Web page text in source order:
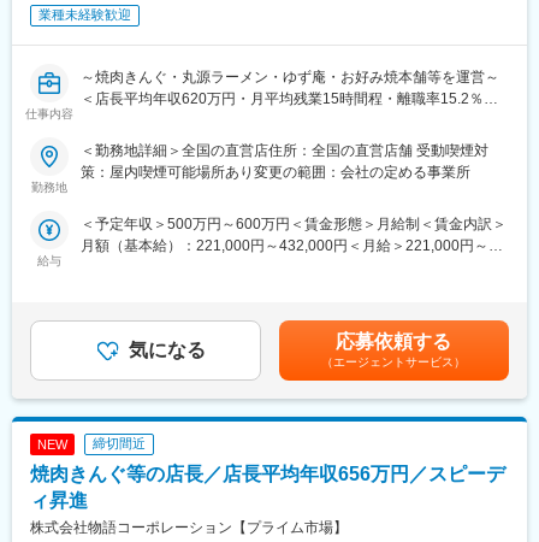
赤坂見附駅、浅草駅
本町駅、園田駅、松山市駅、文化の森駅、土橋駅(愛媛県)、勝瑞
駅、羽ノ浦駅、新居浜駅、今治駅、梅本駅、いよ立花駅、府中駅
高見馬場駅、南大分駅、朝倉街道駅、佐世保中央駅、佐世保駅、
令和コスタ行橋駅、別府駅(大分県)、三里木駅、児島駅、大元駅、
駅、松江駅、五日市駅、伯耆大山駅、東津山駅、立町駅、徳山
駅、防府駅、山口駅(山口県)、下松駅(山口県)、西条駅(広島県)、
駅、岡谷駅、速星駅、富山駅、北山形駅、泉駅(福島交通線)、泉中
央駅、長町南駅、飯詰駅、新千歳空港駅(鉄道)、苫小牧駅、上野幌
駅、環状通東駅、元町駅(北海道)、愛甲石田駅、京急久里浜駅、寒
川駅、赤坂見附駅、四街道駅、小田林駅、印西牧の原駅、土浦
駅、南宇都宮駅、鉄道博物館駅、獨協大学前駅、新宿駅(東京メト
国分寺駅、水道橋駅、妙典駅、神保町駅、桜田門駅、浦安駅(千葉
県)、鎌取駅、橋本駅(神奈川県)、京王永山駅、古淵駅、東久留米
駅、笠幡駅、相模大野駅、京成成田駅、常永駅、北柏駅、北朝霞
駅、松岸駅、上尾駅、水戸駅、府中競馬正門前駅、新茂原駅、六
本木駅、地区センター駅、南古谷駅、仲町台駅、蒲田駅、海浜幕
業種未経験歓迎
仕事内容
～焼肉きんぐ・丸源ラーメン・ゆず庵・お好み焼本舗等を運営～
＜店長平均年収620万円・月平均残業15時間程・離職率15.2％・
を得ながら、プライベートも充実させ働くことができる環境がご
ざいます＞
配属先はあなたの経験、希望を考慮して決定します。あなたなり
※それぞれの自分物語インタビュー：
https://www.youtube.com/@monogatari_jinzaikaihatsu/videos
採用・教育・労務管理、店舗・業態改善に繋がる提案・企画な
ど、幅広い業務を担当します。※店舗には平均3~4名程度の正社員
がいます。入社後のフォロー体制も万全です。
■キャリアアップ例
・入社11カ月でエリアマネジャーに昇進
・入社2年半で商品開発
・入社4年半で事業部長
店長昇格後も、「エリアマネジャー、営業部長、人事」など、
様々な道へ進めます！実際に本部社員の７割以上が現場経験者。
勤務地
＜勤務地詳細＞全国の直営店住所：全国の直営店舗 受動喫煙対
策：屋内喫煙可能場所あり変更の範囲：会社の定める事業所
給与
＜予定年収＞500万円～600万円＜賃金形態＞月給制＜賃金内訳＞
月額（基本給）：221,000円～432,000円＜月給＞221,000円～
2年目）／年収642万円＋評価給★新任店長（入社8か月）／年収
544万＋評価給賃金はあくまでも目安の金額であり、選考を通じ
て上下する可能性があります。月給(月額)は固定手当を含めた表記
です。
気になる 応募依頼する
（エージェントサービス）
NEW 締切間近
焼肉きんぐ等の店長／店長平均年収656万円／スピーデ
ィ昇進
株式会社物語コーポレーション【プライム市場】